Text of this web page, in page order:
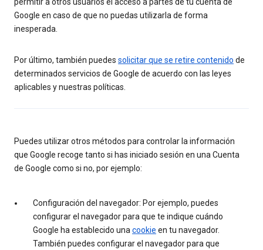
Google en caso de que no puedas utilizarla de forma
inesperada.
Por último, también puedes solicitar que se retire contenido de
determinados servicios de Google de acuerdo con las leyes
aplicables y nuestras políticas.
Puedes utilizar otros métodos para controlar la información
que Google recoge tanto si has iniciado sesión en una Cuenta
de Google como si no, por ejemplo:
Configuración del navegador: Por ejemplo, puedes
configurar el navegador para que te indique cuándo
Google ha establecido una cookie en tu navegador.
También puedes configurar el navegador para que